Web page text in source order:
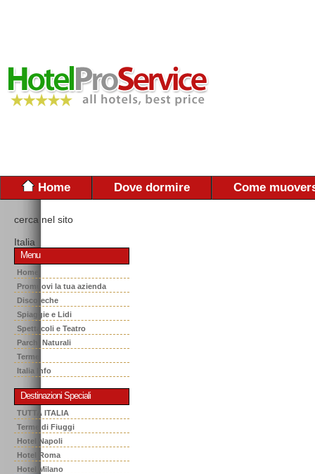
Home Dove dormire Come
cerca nel sito
Italia
Menu
Home
Promuovi la tua azienda
Discoteche
Spiaggie e Lidi
Spettacoli e Teatro
Parchi Naturali
Terme
Italia Info
Destinazioni Speciali
TUTTA ITALIA
Terme di Fiuggi
Hotel Napoli
Hotel Roma
Hotel Milano